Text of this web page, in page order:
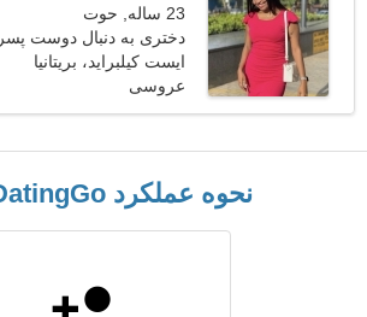
23 ساله, حوت
دختری به دنبال دوست پسر
27-30
ایست کیلبراید، بریتانیا
عروسی
نحوه عملکرد GbrDatingGo